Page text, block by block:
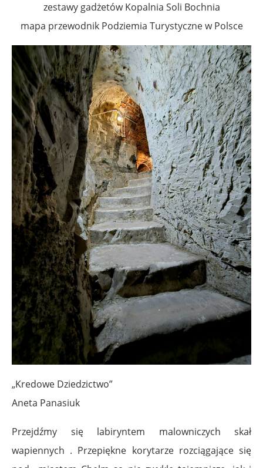
zestawy gadżetów Kopalnia Soli Bochnia
mapa przewodnik Podziemia Turystyczne w Polsce
„Kredowe Dziedzictwo”
Aneta Panasiuk
Przejdźmy się labiryntem malowniczych skał
wapiennych . Przepiękne korytarze rozciągające się